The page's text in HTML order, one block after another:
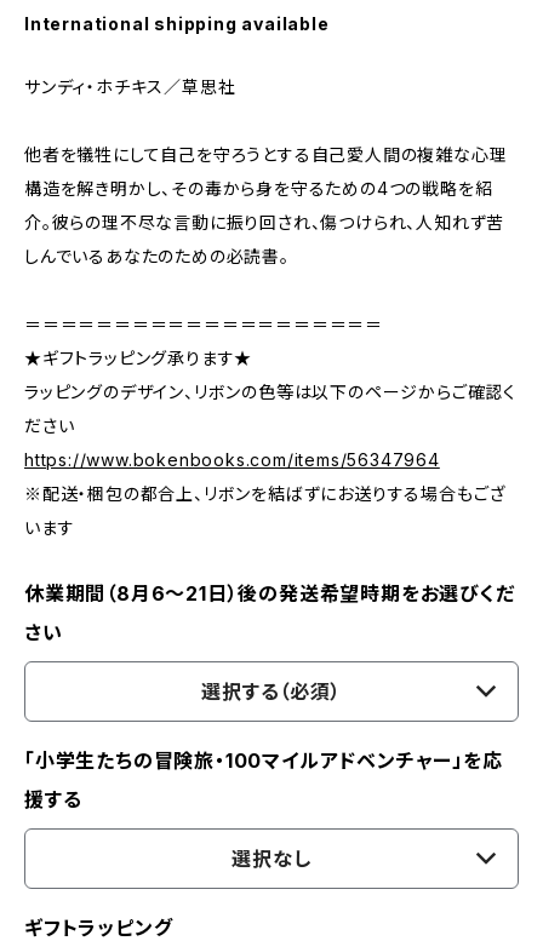
International shipping available
サンディ・ホチキス／草思社
他者を犠牲にして自己を守ろうとする自己愛人間の複雑な心理
構造を解き明かし、その毒から身を守るための4つの戦略を紹
介。彼らの理不尽な言動に振り回され、傷つけられ、人知れず苦
しんでいるあなたのための必読書。
＝＝＝＝＝＝＝＝＝＝＝＝＝＝＝＝＝＝＝＝
★ギフトラッピング承ります★
ラッピングのデザイン、リボンの色等は以下のページからご確認く
ださい
https://www.bokenbooks.com/items/56347964
※配送・梱包の都合上、リボンを結ばずにお送りする場合もござ
います
休業期間（8月6〜21日）後の発送希望時期をお選びくだ
さい
選択する（必須）
「小学生たちの冒険旅・100マイルアドベンチャー」を応
援する
選択なし
ギフトラッピング